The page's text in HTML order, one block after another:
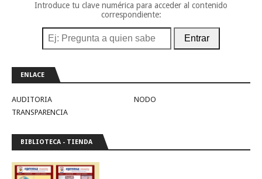
Introduce tu clave numérica para acceder al contenido
correspondiente:
Entrar
ENLACE
AUDITORIA
NODO
TRANSPARENCIA
BIBLIOTECA - TIENDA